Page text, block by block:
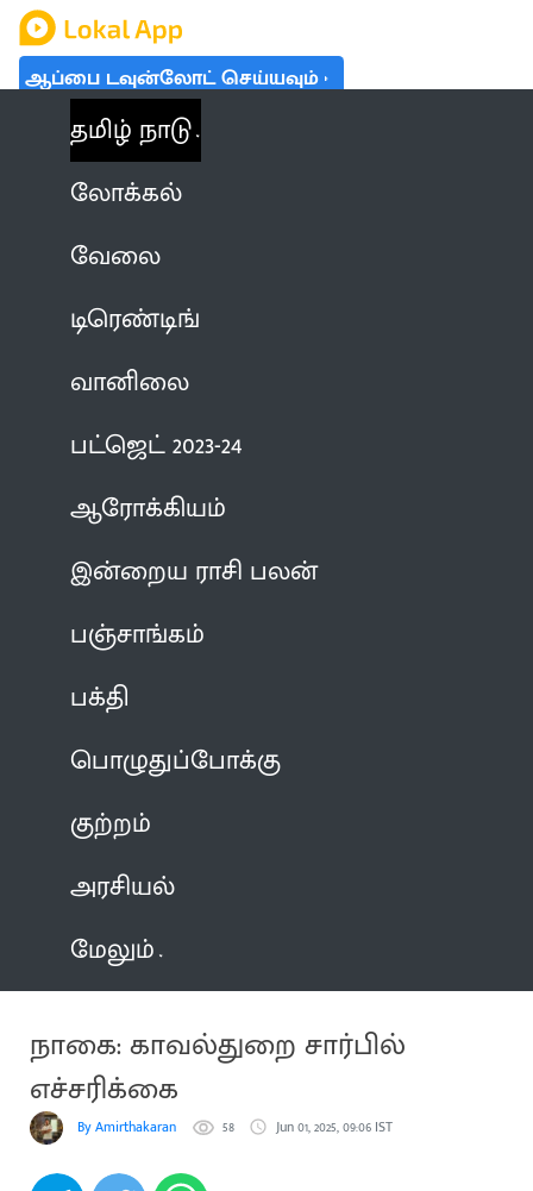
ஆப்பை டவுன்லோட் செய்யவும்
தமிழ் நாடு
லோக்கல்
வேலை
டிரெண்டிங்
வானிலை
பட்ஜெட் 2023-24
ஆரோக்கியம்
இன்றைய ராசி பலன்
பஞ்சாங்கம்
பக்தி
பொழுதுப்போக்கு
குற்றம்
அரசியல்
மேலும்
நாகை: காவல்துறை சார்பில்
எச்சரிக்கை
By Amirthakaran 58 Jun 01, 2025, 09:06 IST